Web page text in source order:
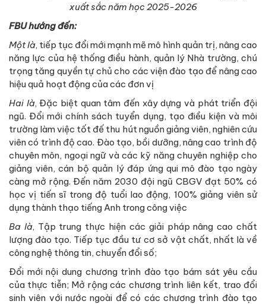
xuất sắc năm học 2025-2026
FBU hướng đến:
Một là, tiếp tục đổi mới mạnh mẽ mô hình quản trị, nâng cao
năng lực của hệ thống điều hành, quản lý Nhà trường, chú
trọng tăng quyền tự chủ cho các viện đào tạo để nâng cao
hiệu quả hoạt động của các đơn vị
Hai là, Đặc biệt quan tâm đến xây dựng và phát triển đội
ngũ. Đổi mới chính sách tuyển dụng, tạo điều kiện và môi
trường làm việc tốt đế thu hút nguồn giảng viên, nghiên cứu
viên có trình độ cao. Đào tạo, bồi dưỡng, nâng cao trình độ
chuyên môn, ngoại ngữ và các kỹ năng chuyên nghiệp cho
giảng viên, cán bộ quản lý đáp ứng qui mô đào tạo ngày
càng mở rộng. Đến năm 2030 đội ngũ CBGV đạt 50% có
học vị tiến sĩ trong độ tuổi lao động, 100% giảng viên sử
dụng thành thạo tiếng Anh trong công việc
Ba là, Tập trung thực hiện các giải pháp nâng cao chất
lượng đào tạo. Tiếp tục đầu tư cơ sở vật chất, nhất là về
công nghệ thông tin, chuyển đổi số;
Đổi mới nội dung chương trình đào tạo bám sát yêu cầu
của thực tiễn; Mở rộng các chương trình liên kết, trao đổi
sinh viên với nước ngoài để có các chương trình đào tạo